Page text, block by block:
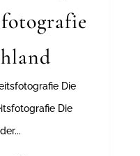
Die
Die